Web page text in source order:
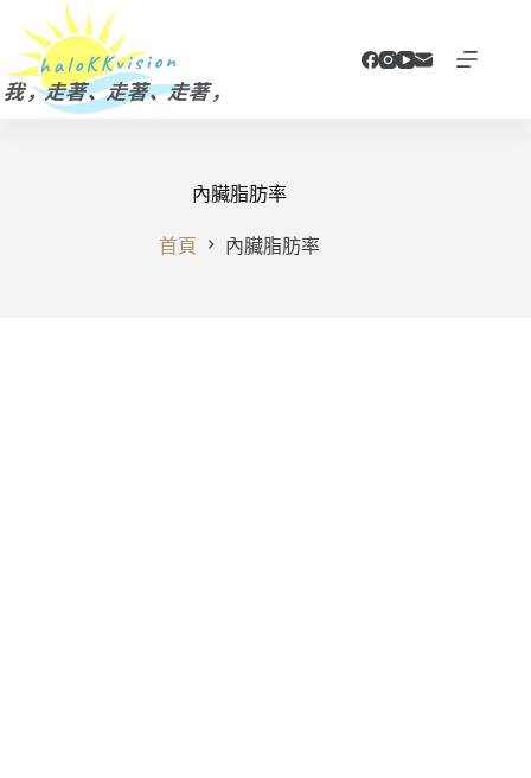
主
要
內臟脂肪率
首頁 內臟脂肪率